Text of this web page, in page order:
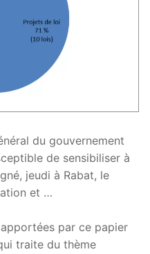
du gouvernement
de sensibiliser à
jeudi à Rabat, le
et …
par ce papier
traite du thème